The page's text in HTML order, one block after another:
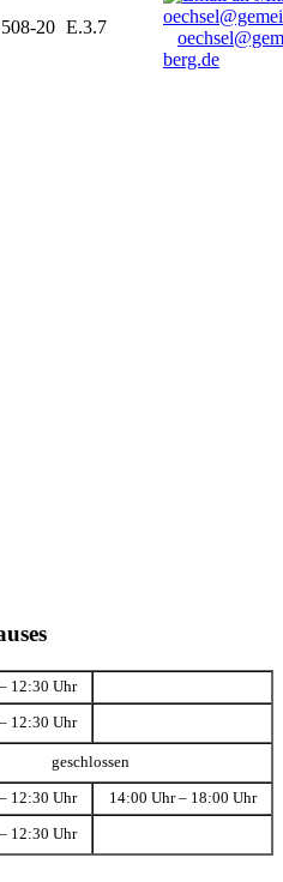
20 E.3.7
berg.de
12:30 Uhr
12:30 Uhr
geschlossen
12:30 Uhr 14:00 Uhr – 18:00 Uhr
12:30 Uhr